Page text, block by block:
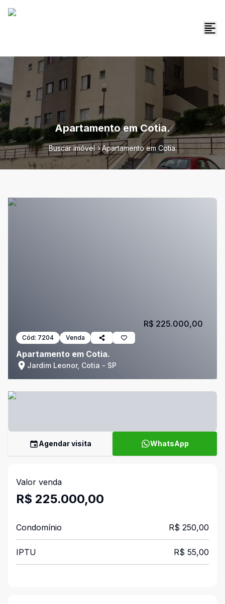
Apartamento em Cotia.
Buscar imóvel Apartamento em Cotia.
Cód: 7204 Venda
Apartamento em Cotia.
Jardim Leonor, Cotia - SP
R$ 225.000,00
Agendar visita WhatsApp
Valor venda
R$ 225.000,00
Condomínio R$ 250,00
IPTU R$ 55,00